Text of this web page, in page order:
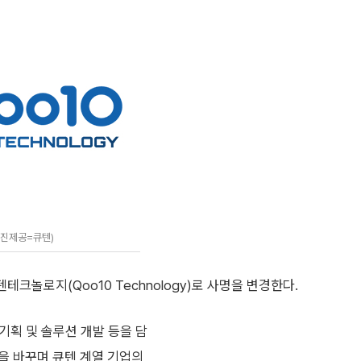
제공=큐텐)
테크놀로지(Qoo10 Technology)로 사명을 변경한다.
획 및 솔루션 개발 등을 담
바꾸며 큐텐 계열 기업의